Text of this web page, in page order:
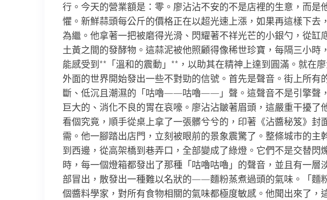
行。今天的營業額是：零。廖沾沾不安的不是店裡的生意，而是
懼。新鮮蒜頭每公斤的價格正在以超光速上漲，如果再這樣下去
為繼。他拿著一把被磨得光滑、閃耀著不祥光芒的小銀勺，從缸
土黃之間的發酵物。這蒜泥被他照顧得像稀世珍寶，每隔三小時
能感受到**「溫和的震動」**，以助其在精神上達到圓滿。就在
外面的世界開始發出一些不對勁的信號。首先是聲音。街上所有
斷、低沉且潮濕的「咕嚕——咕嚕——」聲。這聲音不是引擎聲
巨大的、消化不良的胃在哀嚎。廖沾沾皺著眉頭，這嚴重干擾了
看個究竟，順手從桌上拿了一張髒兮兮的，印著《沾醬秘笈》封
需。他一腳踏出店門，立刻被眼前的景象震驚了。整條城市的主
到西邊，從高架橋到巷弄口，全部變成了綠燈。它們不是交替閃
時，每一個燈箱都發出了那種「咕嚕咕嚕」的聲音，並且有一層
部冒出，散發出一種難以名狀的——麵粉蒸煮過頭的氣味。「麵
個醬料學家，對所有食物相關的氣味都極度敏感。他聞出來了，